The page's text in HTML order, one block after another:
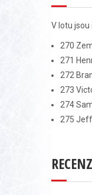
V lotu jsou
270
271
272
273
274
275